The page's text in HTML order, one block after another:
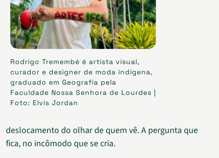
Rodrigo Tremembé é artista visual,
curador e designer de moda indígena,
graduado em Geografia pela
Faculdade Nossa Senhora de Lourdes |
Foto: Elvis Jordan
deslocamento do olhar de quem vê. A pergunta que
fica, no incômodo que se cria.